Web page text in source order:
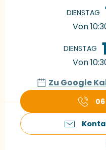
DIENSTAG
Von
DIENSTAG
Von
Zu Google